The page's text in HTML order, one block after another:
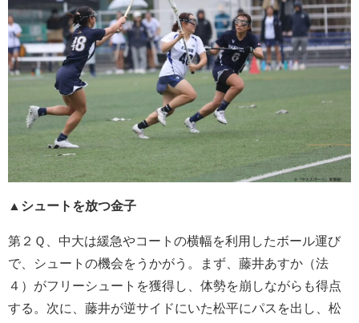
▲シュートを放つ金子
第２Ｑ、中大は緩急やコートの横幅を利用したボール運び
で、シュートの機会をうかがう。まず、藤井あすか（法
４）がフリーシュートを獲得し、体勢を崩しながらも得点
する。次に、藤井が逆サイドにいた松平にパスを出し、松